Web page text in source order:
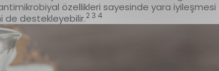
antimikrobiyal özellikleri sayesinde yara iyileşmesi
de destekleyebilir.2 3 4